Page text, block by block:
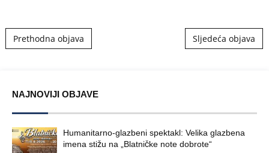
Post navigation
Prethodna objava Sljedeća objava
NAJNOVIJI OBJAVE
Humanitarno-glazbeni spektakl: Velika glazbena
imena stižu na „Blatničke note dobrote“